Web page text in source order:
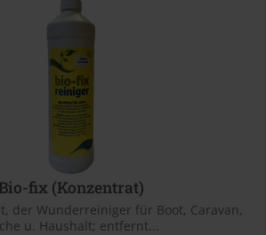
Bio-fix (Konzentrat)
der Wunderreiniger für Boot, Caravan,
u. Haushalt; entfernt...